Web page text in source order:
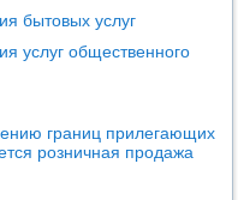
бытовых услуг
услуг общественного
границ прилегающих
розничная продажа